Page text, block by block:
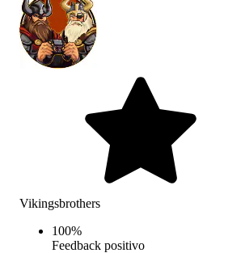
Vikingsbrothers
100%
Feedback positivo